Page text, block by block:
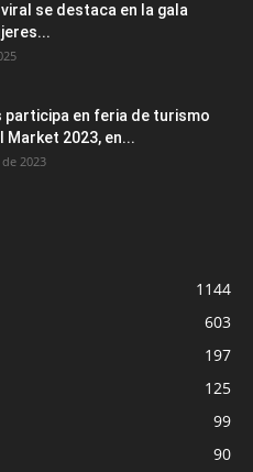
se destaca en la gala
participa en feria de turismo
Market 2023, en...
2023
1144
603
197
125
99
90